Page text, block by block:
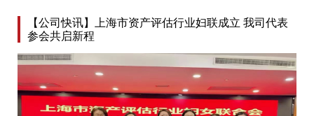
【公司快讯】上海市资产评估行业妇联成立 我司代表
参会共启新程